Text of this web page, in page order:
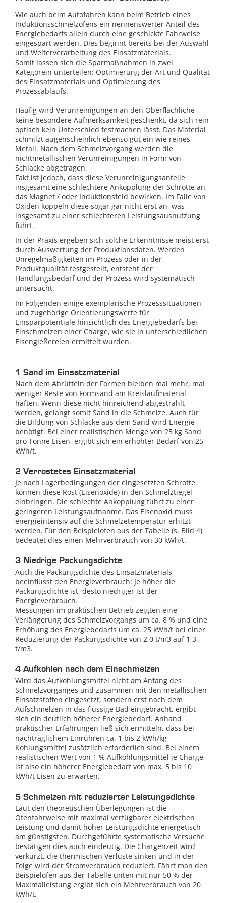
Wie auch beim Autofahren kann beim Betrieb eines
Induktionsschmelzofens ein nennenswerter Anteil des
Energiebedarfs allein durch eine geschickte Fahrweise
eingespart werden. Dies beginnt bereits bei der Auswahl
und Weiterverarbeitung des Einsatzmaterials.
Somit lassen sich die Sparmaßnahmen in zwei
Kategorein unterteilen: Optimierung der Art und Qualität
des Einsatzmaterials und Optimierung des
Prozessablaufs.
Häufig wird Verunreinigungen an den Oberflächliche
keine besondere Aufmerksamkeit geschenkt, da sich rein
optisch kein Unterschied festmachen lässt. Das Material
schmilzt augenscheinlich ebenso gut ein wie reines
Metall. Nach dem Schmelzvorgang werden die
nichtmetallischen Verunreinigungen in Form von
Schlacke abgetragen.
Fakt ist jedoch, dass diese Verunreinigungsanteile
insgesamt eine schlechtere Ankopplung der Schrotte an
das Magnet / oder Induktionsfeld bewirken. Im Falle von
Oxiden koppeln diese sogar gar nicht erst an, was
insgesamt zu einer schlechteren Leistungsausnutzung
führt.
In der Praxis ergeben sich solche Erkenntnisse meist erst
durch Auswertung der Produktionsdaten. Werden
Unregelmäßigkeiten im Prozess oder in der
Produktqualität festgestellt, entsteht der
Handlungsbedarf und der Prozess wird systematisch
untersucht.
Im Folgenden einige exemplarische Prozesssituationen
und zugehörige Orientierungswerte für
Einsparpotentiale hinsichtlich des Energiebedarfs bei
Einschmelzen einer Charge, wie sie in unterschiedlichen
Eisengießereien ermittelt wurden.
1 Sand im Einsatzmaterial
Nach dem Abrütteln der Formen bleiben mal mehr, mal
weniger Reste von Formsand am Kreislaufmaterial
haften. Wenn diese nicht hinreichend abgestrahlt
werden, gelangt somit Sand in die Schmelze. Auch für
die Bildung von Schlacke aus dem Sand wird Energie
benötigt. Bei einer realistischen Menge von 25 kg Sand
pro Tonne Eisen, ergibt sich ein erhöhter Bedarf von 25
kWh/t.
2 Verrostetes Einsatzmaterial
Je nach Lagerbedingungen der eingesetzten Schrotte
können diese Rost (Eisenoxide) in den Schmelztiegel
einbringen. Die schlechte Ankopplung führt zu einer
geringeren Leistungsaufnahme. Das Eisenoxid muss
energieintensiv auf die Schmelzetemperatur erhitzt
werden. Für den Beispielofen aus der Tabelle (s. Bild 4)
bedeutet dies einen Mehrverbrauch von 30 kWh/t.
3 Niedrige Packungsdichte
Auch die Packungsdichte des Einsatzmaterials
beeinflusst den Energieverbrauch: Je höher die
Packungsdichte ist, desto niedriger ist der
Energieverbrauch.
Messungen im praktischen Betrieb zeigten eine
Verlängerung des Schmelzvorgangs um ca. 8 % und eine
Erhöhung des Energiebedarfs um ca. 25 kWh/t bei einer
Reduzierung der Packungsdichte von 2,0 t/m3 auf 1,3
t/m3.
4 Aufkohlen nach dem Einschmelzen
Wird das Aufkohlungsmittel nicht am Anfang des
Schmelzvorganges und zusammen mit den metallischen
Einsatzstoffen eingesetzt, sondern erst nach dem
Aufschmelzen in das flüssige Bad eingebracht, ergibt
sich ein deutlich höherer Energiebedarf. Anhand
praktischer Erfahrungen ließ sich ermitteln, dass bei
nachträglichem Einrühren ca. 1 bis 2 kWh/kg
Kohlungsmittel zusätzlich erforderlich sind. Bei einem
realistischen Wert von 1 % Aufkohlungsmittel je Charge,
ist also ein höherer Energiebedarf von max. 5 bis 10
kWh/t Eisen zu erwarten.
5 Schmelzen mit reduzierter Leistungsdichte
Laut den theoretischen Überlegungen ist die
Ofenfahrweise mit maximal verfügbarer elektrischen
Leistung und damit hoher Leistungsdichte energetisch
am günstigsten. Durchgeführte systematische Versuche
bestätigen dies auch eindeutig. Die Chargenzeit wird
verkürzt, die thermischen Verluste sinken und in der
Folge wird der Stromverbrauch reduziert. Fährt man den
Beispielofen aus der Tabelle unten mit nur 50 % der
Maximalleistung ergibt sich ein Mehrverbrauch von 20
kWh/t.